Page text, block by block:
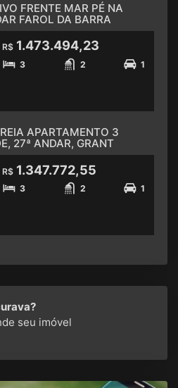
FRENTE MAR PÉ NA
FAROL DA BARRA
R$ 1.473.494,23
3 2 1
APARTAMENTO 3
27ª ANDAR, GRANT
R$ 1.347.772,55
3 2 1
seu imóvel